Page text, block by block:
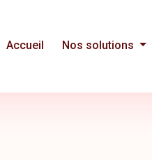
Accueil Nos solutions